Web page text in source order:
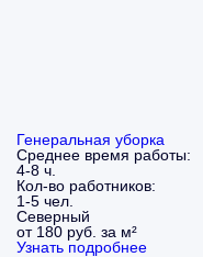
Генеральная уборка
Среднее время работы:
4-8 ч.
Кол-во работников:
1-5 чел.
Северный
от 180 руб. за м²
Узнать подробнее